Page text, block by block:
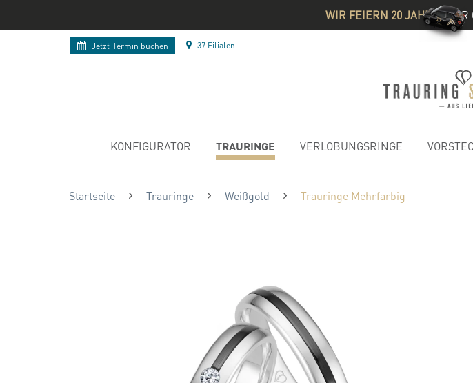
WIR FEIERN 20 JAHRE& IHR
Jetzt Termin buchen 37 Filialen
KONFIGURATOR TRAURINGE VERLOBUNGSRINGE
Startseite Trauringe Weißgold Trauringe Mehrfarbig